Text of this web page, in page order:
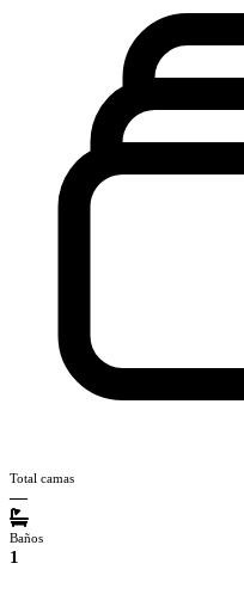
Total camas
—
Baños
1